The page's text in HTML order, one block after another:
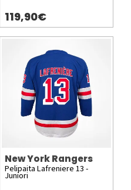
119,90€
New York Rangers
Pelipaita Lafreniere 13 -
Juniori